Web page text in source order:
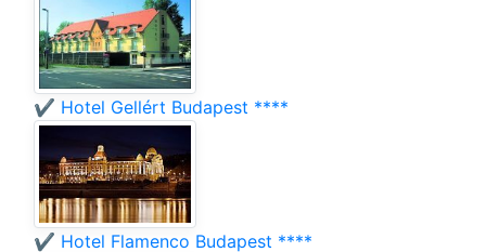
✔️ Hotel Gellért Budapest ****
✔️ Hotel Flamenco Budapest ****